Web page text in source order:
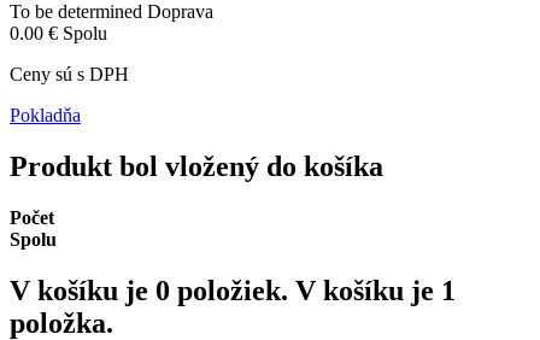
To be determined Doprava
0.00 € Spolu
Ceny sú s DPH
Pokladňa
Produkt bol vložený do košíka
Počet
Spolu
V košíku je 0 položiek. V košíku je 1
položka.